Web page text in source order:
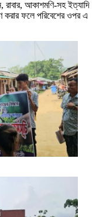
রাবার, আকাশমণি-সহ ইত্যাদি
করার ফলে পরিবেশের ওপর এ